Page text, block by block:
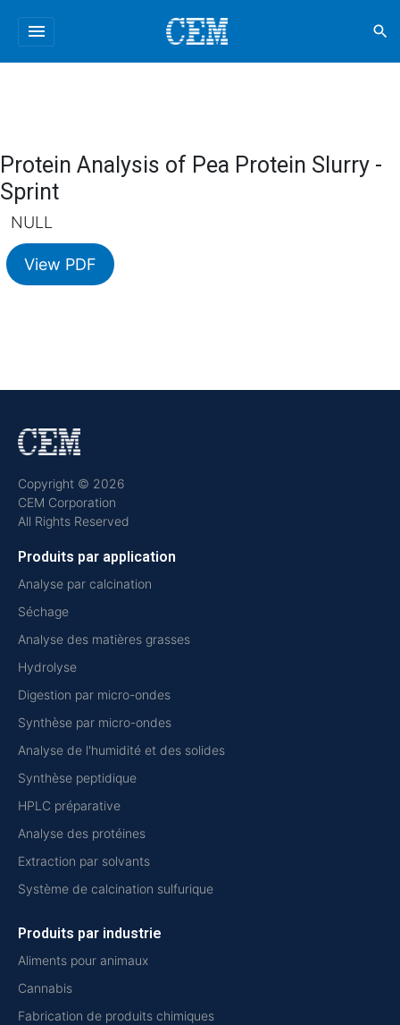
menu search
Protein Analysis of Pea Protein Slurry -
Sprint
NULL
View PDF
Copyright © 2026
CEM Corporation
All Rights Reserved
Produits par application
Analyse par calcination
Séchage
Analyse des matières grasses
Hydrolyse
Digestion par micro-ondes
Synthèse par micro-ondes
Analyse de l'humidité et des solides
Synthèse peptidique
HPLC préparative
Analyse des protéines
Extraction par solvants
Système de calcination sulfurique
Produits par industrie
Aliments pour animaux
Cannabis
Fabrication de produits chimiques